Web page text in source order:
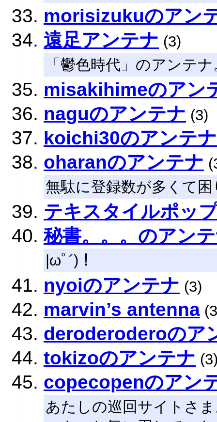
morisizukuのアン
遠足アンテナ (3)
「鬱色時代」のアンテナ
misakihimeのアン
naguのアンテナ (3)
koichi30のアンテナ
oharanのアンテナ
無駄に登録数が多くて
テキスタイルポッ
秘書。。。のアン
|ωﾟ´)！
nyoiのアンテナ (3)
marvin’s antenna
deroderoderoのア
tokizoのアンテナ
copecopenのアン
あたしの巡回サイトさ